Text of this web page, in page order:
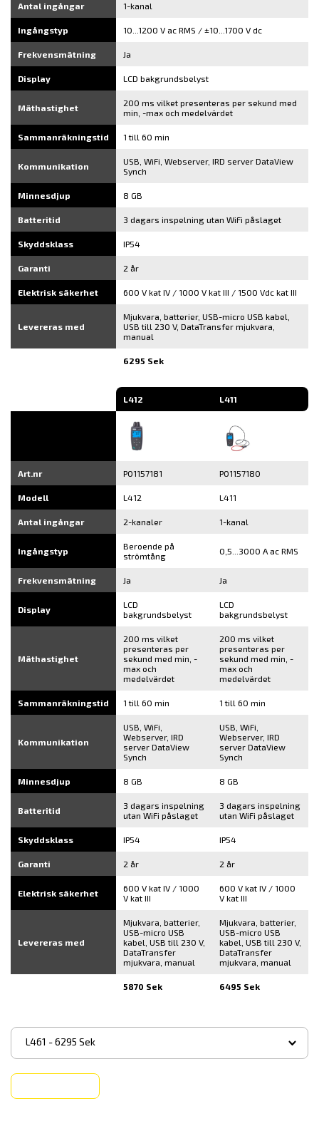
Antal ingångar 1-kanal
Ingångstyp 10...1200 V ac RMS / ±10...1700 V dc
Frekvensmätning Ja
Display LCD bakgrundsbelyst
Mäthastighet
200 ms vilket presenteras per sekund med
min, -max och medelvärdet
Sammanräkningstid 1 till 60 min
Kommunikation
USB, WiFi, Webserver, IRD server DataView
Synch
Minnesdjup 8 GB
Batteritid 3 dagars inspelning utan WiFi påslaget
Skyddsklass IP54
Garanti 2 år
Elektrisk säkerhet 600 V kat IV / 1000 V kat III / 1500 Vdc kat III
Levereras med
Mjukvara, batterier, USB-micro USB kabel,
USB till 230 V, DataTransfer mjukvara,
manual
6295 Sek
L412 L411
Art.nr P01157181 P01157180
Modell L412 L411
Antal ingångar 2-kanaler 1-kanal
Ingångstyp
Beroende på
strömtång
0,5...3000 A ac RMS
Frekvensmätning Ja Ja
Display
LCD
bakgrundsbelyst
LCD
bakgrundsbelyst
Mäthastighet
200 ms vilket
presenteras per
sekund med min, -
max och
medelvärdet
200 ms vilket
presenteras per
sekund med min, -
max och
medelvärdet
Sammanräkningstid 1 till 60 min 1 till 60 min
Kommunikation
USB, WiFi,
Webserver, IRD
server DataView
Synch
USB, WiFi,
Webserver, IRD
server DataView
Synch
Minnesdjup 8 GB 8 GB
Batteritid
3 dagars inspelning
utan WiFi påslaget
3 dagars inspelning
utan WiFi påslaget
Skyddsklass IP54 IP54
Garanti 2 år 2 år
Elektrisk säkerhet
600 V kat IV / 1000
V kat III
600 V kat IV / 1000
V kat III
Levereras med
Mjukvara, batterier,
USB-micro USB
kabel, USB till 230 V,
DataTransfer
mjukvara, manual
Mjukvara, batterier,
USB-micro USB
kabel, USB till 230 V,
DataTransfer
mjukvara, manual
5870 Sek 6495 Sek
L461 - 6295 Sek
▾